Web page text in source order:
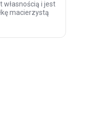
własnością i jest
macierzystą